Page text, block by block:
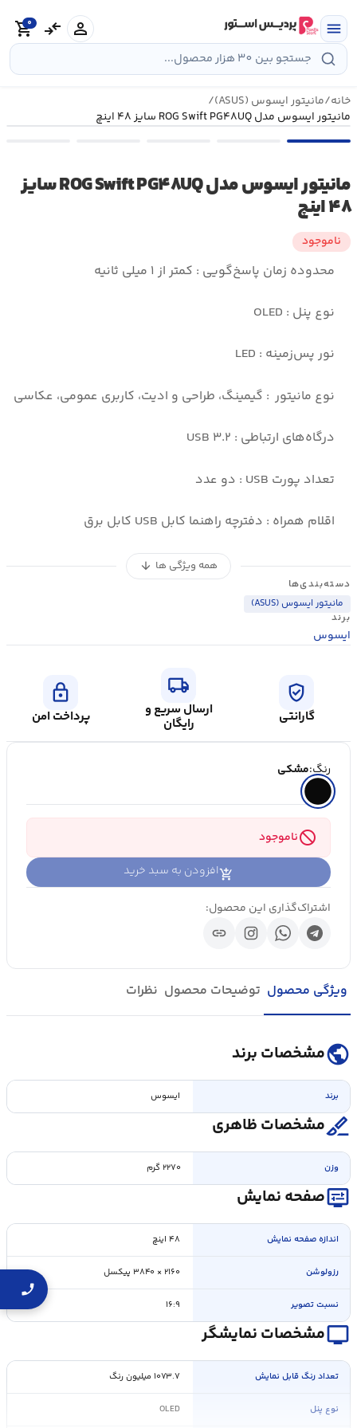
به
محتوا
menu
person
compare_arrows
shopping_cart
0
خانه/مانیتور ایسوس (ASUS)
/
مانیتور ایسوس مدل ROG Swift PG۴۸UQ سایز ۴۸ اینچ
مانیتور ایسوس مدل ROG Swift PG۴۸UQ سایز
۴۸ اینچ
ناموجود
محدوده زمان پاسخ‌گویی : کمتر از ۱ میلی ثانیه
نوع پنل : OLED
نور پس‌زمینه : LED
نوع مانیتور : گیمینگ، طراحی و ادیت، کاربری عمومی، عکاسی
درگاه‌های ارتباطی : USB ۳.۲
تعداد پورت USB : دو عدد
اقلام همراه : دفترچه‌ راهنما کابل USB کابل برق
همه ویژگی ها arrow_downward
دسته‌بندی‌ها
مانیتور ایسوس (ASUS)
برند
ایسوس
verified_user
گارانتی
local_shipping
ارسال سریع و
رایگان
lock
پرداخت امن
رنگ:مشکی
blockناموجود
افزودن به سبد خرید
اشتراک‌گذاری این محصول:
link
ویژگی محصول توضیحات محصول نظرات
publicمشخصات برند
برند ایسوس
surgicalمشخصات ظاهری
وزن ۲۲۷۰ گرم
display_settingsصفحه نمایش
اندازه صفحه نمايش ۴۸ اینچ
رزولوشن ۲۱۶۰ × ۳۸۴۰ پیکسل
نسبت تصویر ۱۶:۹
personal_videoمشخصات نمایشگر
تعداد رنگ قابل نمايش ۱۰۷۳.۷ میلیون رنگ
نوع پنل OLED